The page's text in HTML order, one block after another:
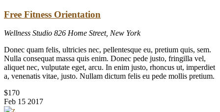
Free Fitness Orientation
Wellness Studio 826 Home Street, New York
Donec quam felis, ultricies nec, pellentesque eu, pretium quis, sem.
Nulla consequat massa quis enim. Donec pede justo, fringilla vel,
aliquet nec, vulputate eget, arcu. In enim justo, rhoncus ut, imperdiet
a, venenatis vitae, justo. Nullam dictum felis eu pede mollis pretium.
$170
Feb 15 2017